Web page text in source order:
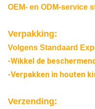
OEM- en ODM-service
Verpakking:
Volgens Standaard
-Wikkel de
-Verpakken in houten
Verzending: